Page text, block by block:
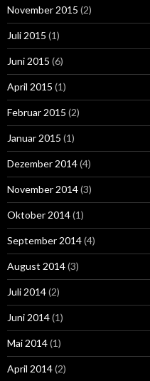
November 2015 (2)
Juli 2015 (1)
Juni 2015 (6)
April 2015 (1)
Februar 2015 (2)
Januar 2015 (1)
Dezember 2014(4)
November 2014(3)
Oktober 2014(1)
September 2014(4)
August 2014(3)
Juli 2014(2)
Juni 2014(1)
Mai 2014(1)
April 2014(2)